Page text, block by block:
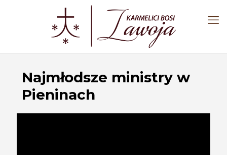
Najmłodsze ministry w
Pieninach